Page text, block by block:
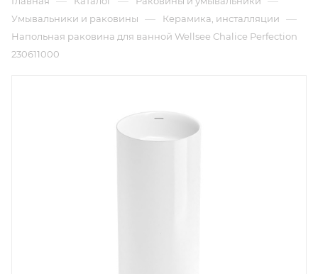
Умывальники и раковины — Керамика, инсталляции —
Напольная раковина для ванной Wellsee Chalice Perfection
230611000